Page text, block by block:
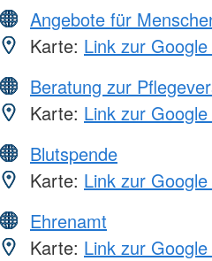
Angebote für
Karte: Link zur
Beratung zur
Karte: Link zur
Blutspende
Karte: Link zur
Ehrenamt
Karte: Link zur